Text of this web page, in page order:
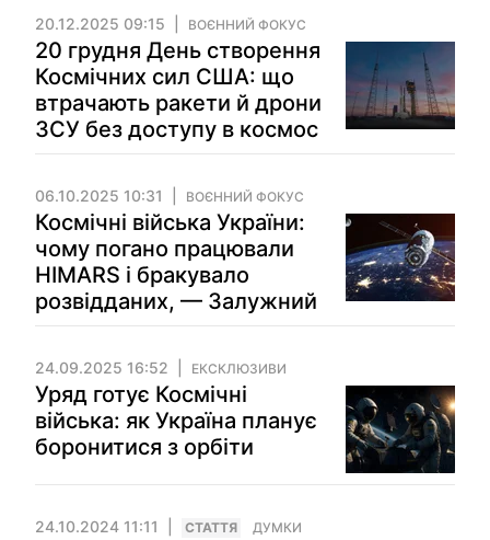
20.12.2025 09:15 ВОЄННИЙ ФОКУС
20 грудня День створення
Космічних сил США: що
втрачають ракети й дрони
ЗСУ без доступу в космос
06.10.2025 10:31 ВОЄННИЙ ФОКУС
Космічні війська України:
чому погано працювали
HIMARS і бракувало
розвідданих, — Залужний
24.09.2025 16:52 ЕКСКЛЮЗИВИ
Уряд готує Космічні
війська: як Україна планує
боронитися з орбіти
24.10.2024 11:11 СТАТТЯ ДУМКИ